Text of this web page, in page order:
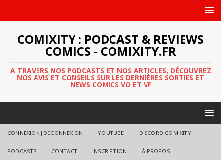
COMIXITY : PODCAST & REVIEWS
COMICS - COMIXITY.FR
A TRAVERS NOS PODCASTS ET NOS ARTICLES, DÉCOUVREZ
NOS AVIS ET CONSEILS SUR LES DERNIÈRES SORTIES ET
NEWS COMICS VO ET VF
CONNEXION|DECONNEXION YOUTUBE DISCORD COMIXITY
PODCASTS CONTACT INSCRIPTION À PROPOS